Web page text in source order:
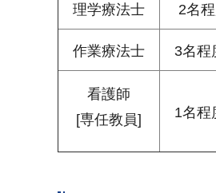
理学療法士 2名
作業療法士 3名程
看護師
[専任教員]
1名程